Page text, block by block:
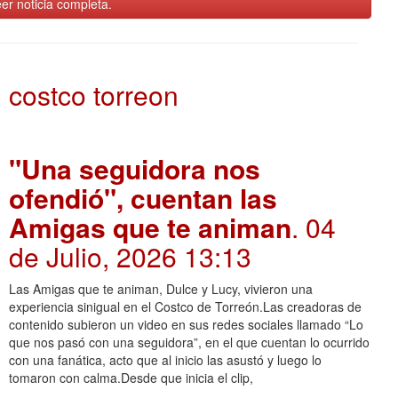
noticia completa.
costco torreon
"Una seguidora nos
ofendió", cuentan las
Amigas que te animan. 04
de Julio, 2026 13:13
Las Amigas que te animan, Dulce y Lucy, vivieron una
experiencia sinigual en el Costco de Torreón.Las creadoras de
contenido subieron un video en sus redes sociales llamado “Lo
que nos pasó con una seguidora”, en el que cuentan lo ocurrido
con una fanática, acto que al inicio las asustó y luego lo
tomaron con calma.Desde que inicia el clip,